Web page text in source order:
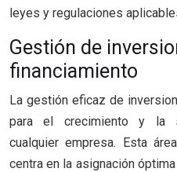
leyes y regulaciones
Gestión de
financiamiento
La gestión eficaz de
para el crecimiento y la
cualquier empresa. Esta
centra en la asignación